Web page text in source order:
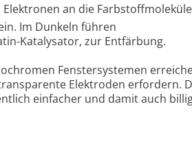
an die
Im Dunkeln führen
Katalysator, zur Entfärbung.
Fenstersystemen
Elektroden erfordern.
einfacher und damit auch